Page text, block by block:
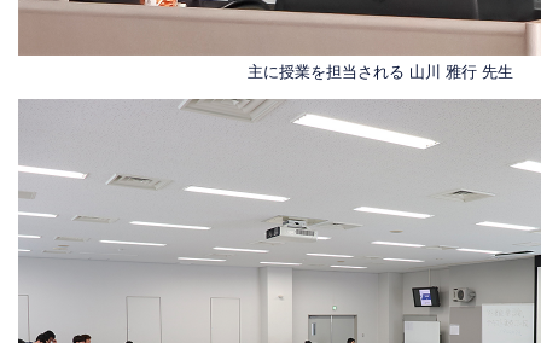
主に授業を担当される 山川 雅行 先生